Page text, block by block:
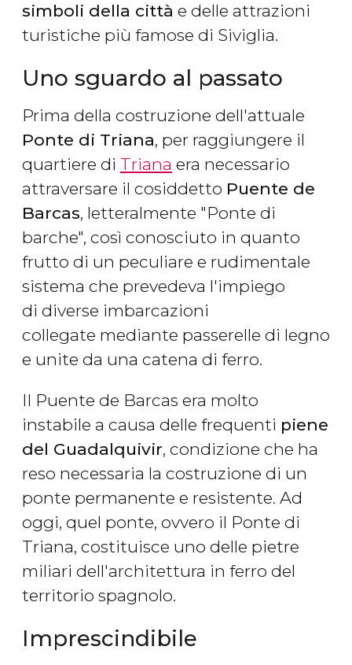
simboli della città e delle attrazioni
turistiche più famose di Siviglia.
Uno sguardo al passato
Prima della costruzione dell'attuale
Ponte di Triana, per raggiungere il
quartiere di Triana era necessario
attraversare il cosiddetto Puente de
Barcas, letteralmente "Ponte di
barche", così conosciuto in quanto
frutto di un peculiare e rudimentale
sistema che prevedeva l'impiego
di diverse imbarcazioni
collegate mediante passerelle di legno
e unite da una catena di ferro.
Il Puente de Barcas era molto
instabile a causa delle frequenti piene
del Guadalquivir, condizione che ha
reso necessaria la costruzione di un
ponte permanente e resistente. Ad
oggi, quel ponte, ovvero il Ponte di
Triana, costituisce uno delle pietre
miliari dell'architettura in ferro del
territorio spagnolo.
Imprescindibile